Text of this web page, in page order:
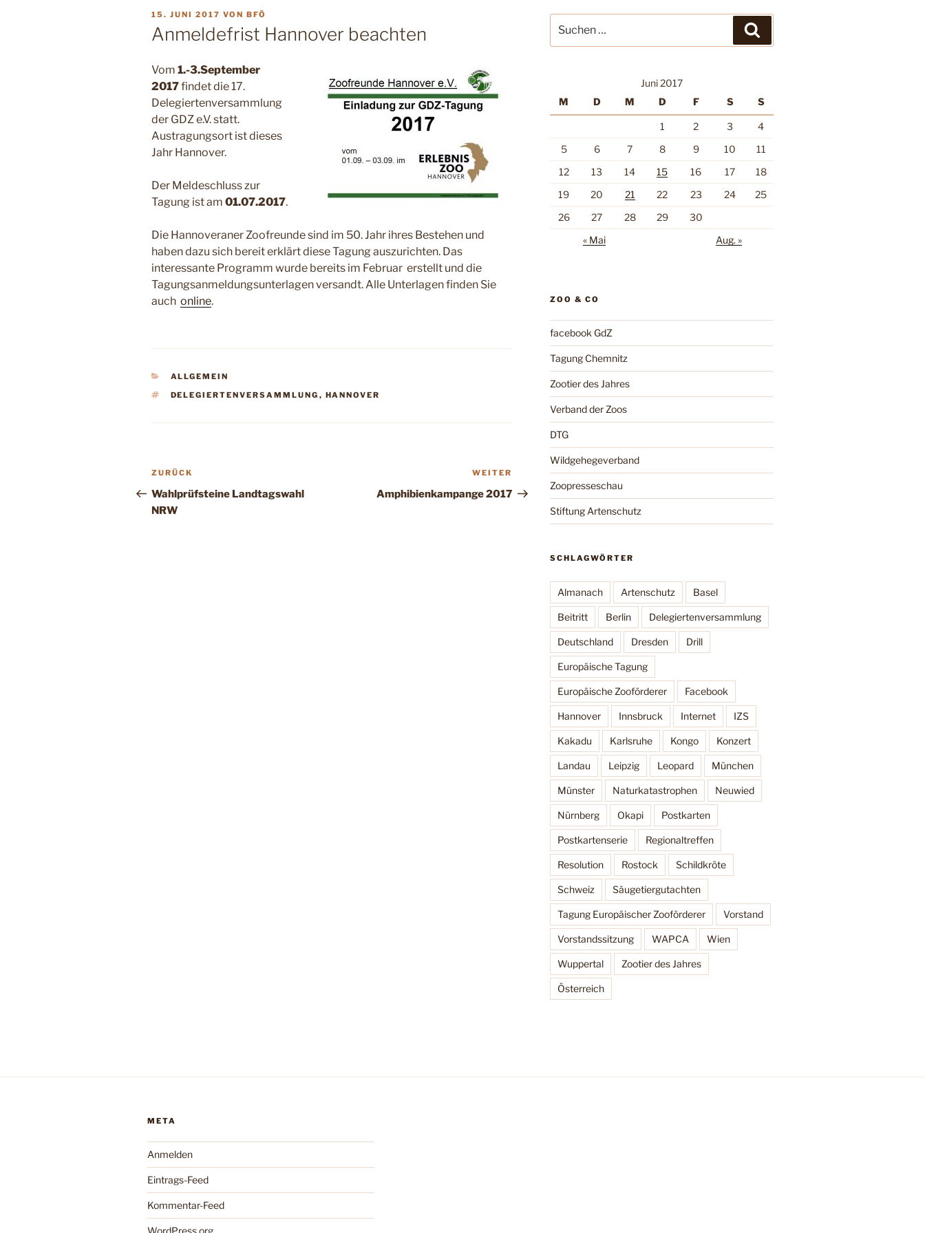
VERÖFFENTLICHT
AM
15. JUNI 2017 VON BFÖ
Anmeldefrist Hannover beachten
Vom 1.-3.September
2017findet die 17.
Delegiertenversammlung
der GDZ e.V. statt.
Austragungsort ist dieses
Jahr Hannover.
Der Meldeschluss zur
Tagung ist am 01.07.2017.
Die Hannoveraner Zoofreunde sind im 50. Jahr ihres Bestehen und
haben dazu sich bereit erklärt diese Tagung auszurichten. Das
interessante Programm wurde bereits im Februar erstellt und die
Tagungsanmeldungsunterlagen versandt. Alle Unterlagen finden Sie
auch online.
KATEGORIEN
ALLGEMEIN
SCHLAGWÖRTER
DELEGIERTENVERSAMMLUNG , HANNOVER
Beitragsnavigation
Vorheriger
Beitrag
ZURÜCK
Wahlprüfsteine Landtagswahl
NRW
Nächster
Beitrag
WEITER
Amphibienkampange 2017
nach:
Juni 2017
M
D M D F S S
1 2 3
4
5
6 7 8 9 10
11
12
13 14 15 16 17
18
19
20 21 22 23 24
25
26
27 28 29
30
« Mai
Aug. »
ZOO & CO
facebook GdZ
Tagung Chemnitz
Zootier des Jahres
Verband der Zoos
DTG
Wildgehegeverband
Zoopresseschau
Stiftung Artenschutz
SCHLAGWÖRTER
Almanach Artenschutz Basel
Beitritt Berlin Delegiertenversammlung
Deutschland Dresden Drill
Europäische Tagung
Europäische Zooförderer Facebook
Hannover Innsbruck Internet IZS
Kakadu Karlsruhe Kongo Konzert
Landau Leipzig Leopard München
Münster Naturkatastrophen Neuwied
Nürnberg Okapi Postkarten
Postkartenserie Regionaltreffen
Resolution Rostock Schildkröte
Schweiz Säugetiergutachten
Tagung Europäischer Zooförderer Vorstand
Vorstandssitzung WAPCA Wien
Wuppertal Zootier des Jahres
Österreich
META
Anmelden
Eintrags-Feed
Kommentar-Feed